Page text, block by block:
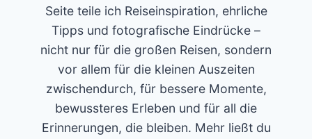
Seite teile ich Reiseinspiration, ehrliche
Tipps und fotografische Eindrücke –
nicht nur für die großen Reisen, sondern
vor allem für die kleinen Auszeiten
zwischendurch, für bessere Momente,
bewussteres Erleben und für all die
Erinnerungen, die bleiben. Mehr ließt du